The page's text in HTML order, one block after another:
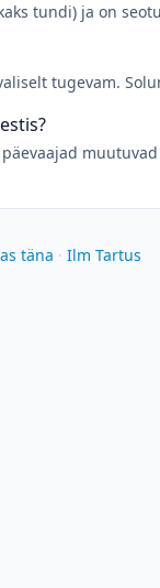
tundi) ja on
tugevam.
täna · Ilm Tartus